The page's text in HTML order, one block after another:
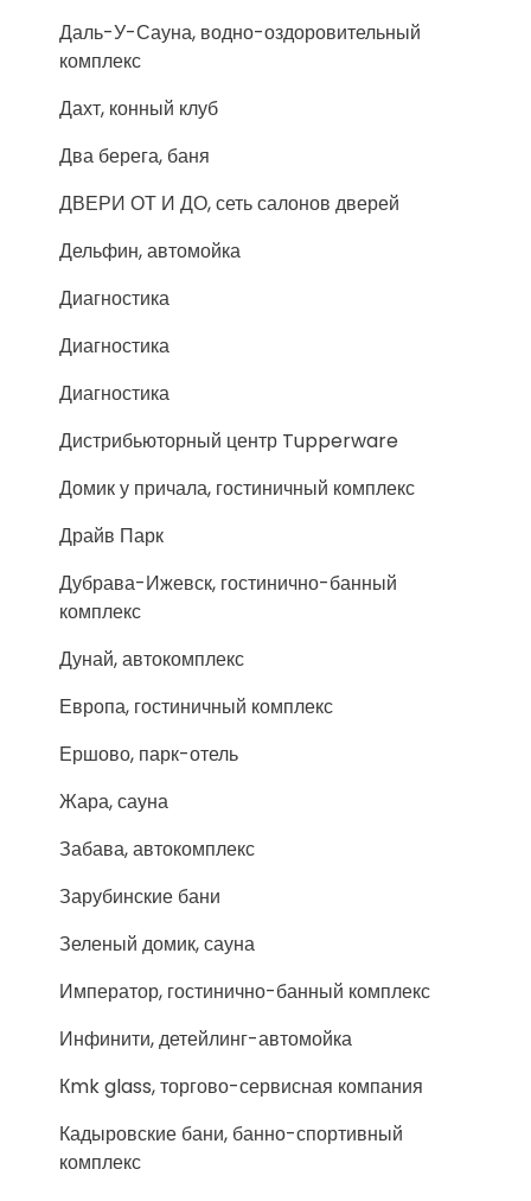
Даль-У-Сауна, водно-оздоровительный
комплекс
Дахт, конный клуб
Два берега, баня
ДВЕРИ ОТ И ДО, сеть салонов дверей
Дельфин, автомойка
Диагностика
Диагностика
Диагностика
Дистрибьюторный центр Tupperware
Домик у причала, гостиничный комплекс
Драйв Парк
Дубрава-Ижевск, гостинично-банный
комплекс
Дунай, автокомплекс
Европа, гостиничный комплекс
Ершово, парк-отель
Жара, сауна
Забава, автокомплекс
Зарубинские бани
Зеленый домик, сауна
Император, гостинично-банный комплекс
Инфинити, детейлинг-автомойка
Кmk glass, торгово-сервисная компания
Кадыровские бани, банно-спортивный
комплекс